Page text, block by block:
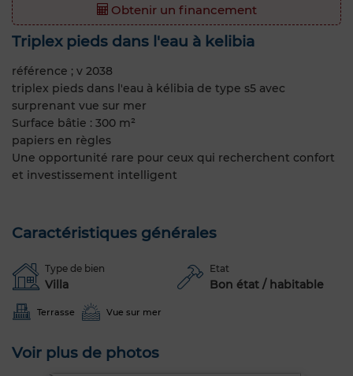
Obtenir un financement
Triplex pieds dans l'eau à kelibia
référence ; v 2038
triplex pieds dans l'eau à kélibia de type s5 avec
surprenant vue sur mer
Surface bâtie : 300 m²
papiers en règles
Une opportunité rare pour ceux qui recherchent confort
et investissement intelligent
Caractéristiques générales
Type de bien
Villa
Etat
Bon état / habitable
Terrasse Vue sur mer
Voir plus de photos